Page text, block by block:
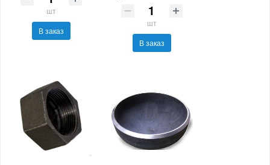
шт
В заказ
шт
В заказ